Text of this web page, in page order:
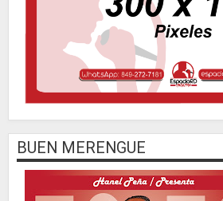
BUEN MERENGUE